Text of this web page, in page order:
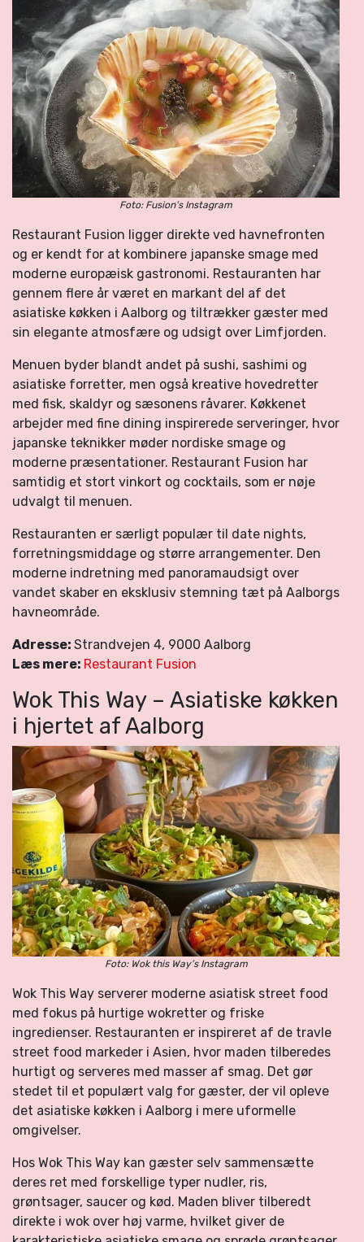
Foto: Fusion’s Instagram
Restaurant Fusion ligger direkte ved havnefronten
og er kendt for at kombinere japanske smage med
moderne europæisk gastronomi. Restauranten har
gennem flere år været en markant del af det
asiatiske køkken i Aalborg og tiltrækker gæster med
sin elegante atmosfære og udsigt over Limfjorden.
Menuen byder blandt andet på sushi, sashimi og
asiatiske forretter, men også kreative hovedretter
med fisk, skaldyr og sæsonens råvarer. Køkkenet
arbejder med fine dining inspirerede serveringer, hvor
japanske teknikker møder nordiske smage og
moderne præsentationer. Restaurant Fusion har
samtidig et stort vinkort og cocktails, som er nøje
udvalgt til menuen.
Restauranten er særligt populær til date nights,
forretningsmiddage og større arrangementer. Den
moderne indretning med panoramaudsigt over
vandet skaber en eksklusiv stemning tæt på Aalborgs
havneområde.
Adresse: Strandvejen 4, 9000 Aalborg
Læs mere: Restaurant Fusion
Wok This Way – Asiatiske køkken
i hjertet af Aalborg
Foto: Wok this Way’s Instagram
Wok This Way serverer moderne asiatisk street food
med fokus på hurtige wokretter og friske
ingredienser. Restauranten er inspireret af de travle
street food markeder i Asien, hvor maden tilberedes
hurtigt og serveres med masser af smag. Det gør
stedet til et populært valg for gæster, der vil opleve
det asiatiske køkken i Aalborg i mere uformelle
omgivelser.
Hos Wok This Way kan gæster selv sammensætte
deres ret med forskellige typer nudler, ris,
grøntsager, saucer og kød. Maden bliver tilberedt
direkte i wok over høj varme, hvilket giver de